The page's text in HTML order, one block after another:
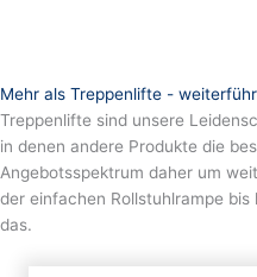
Mehr als Treppenlifte -
Treppenlifte sind unsere
in denen andere Produkte die
Angebotsspektrum daher um
der einfachen Rollstuhlrampe
das.